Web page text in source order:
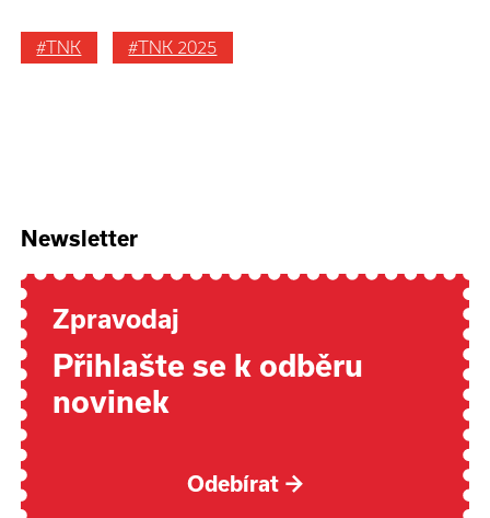
#TNK #TNK 2025
Newsletter
Zpravodaj
Přihlašte se k odběru
novinek
Odebírat →